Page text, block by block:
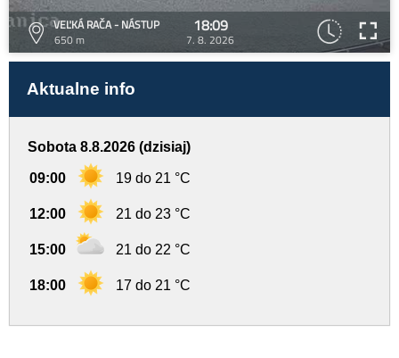
VEĽKÁ RAČA - NÁSTUP
650 m
18:09
7. 8. 2026
Aktualne info
Sobota 8.8.2026 (dzisiaj)
09:00 19 do 21 °C
12:00 21 do 23 °C
15:00 21 do 22 °C
18:00 17 do 21 °C